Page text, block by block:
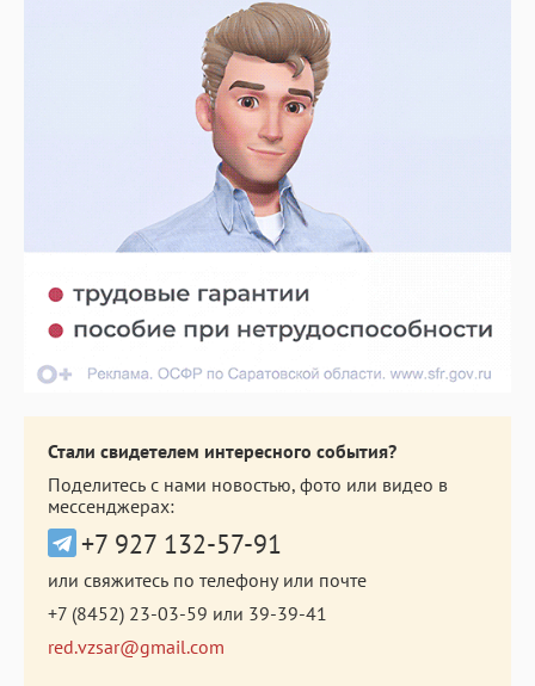
Стали свидетелем интересного события?
Поделитесь с нами новостью, фото или видео в
мессенджерах:
+7 927 132-57-91
или свяжитесь по телефону или почте
+7 (8452) 23-03-59 или 39-39-41
red.vzsar@gmail.com